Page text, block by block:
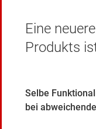
Eine
Produkts
Selbe
bei